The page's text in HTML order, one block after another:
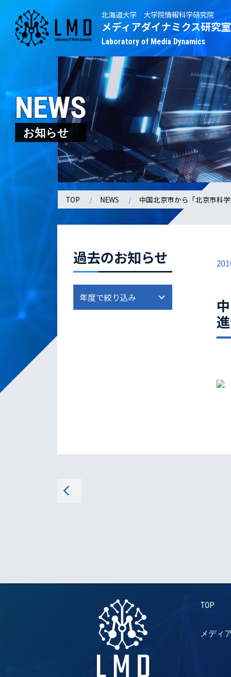
北海道大学 大学院情報科学研究院
メディアダイナミクス研究室
Laboratory of Media Dynamics
NEWS
お知らせ
TOP NEWS 中国北京市から「北京市科
過去のお知らせ
arrow_back_ios
TOP
メディ